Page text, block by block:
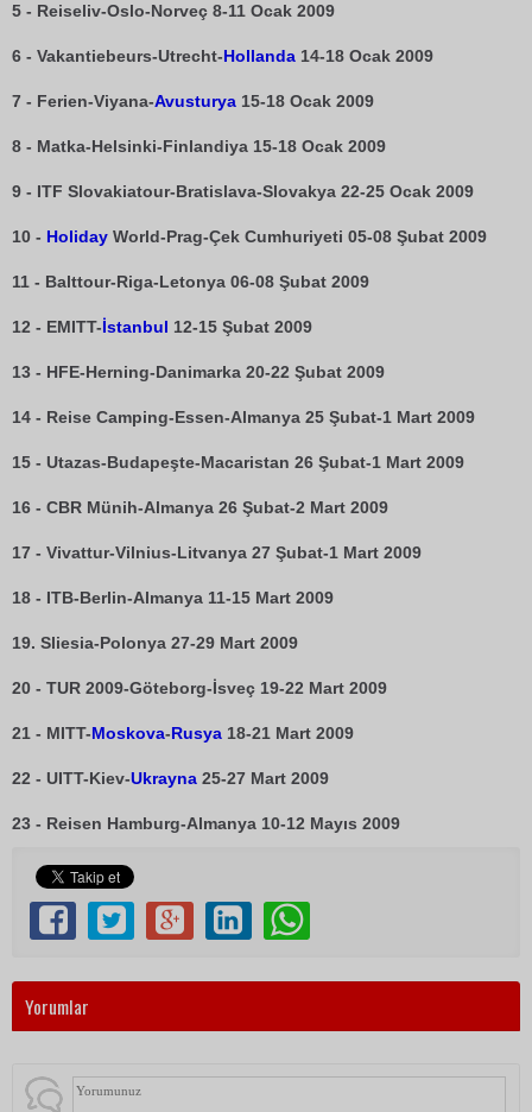
5 - Reiseliv-Oslo-Norveç 8-11 Ocak 2009
6 - Vakantiebeurs-Utrecht-Hollanda 14-18 Ocak 2009
7 - Ferien-Viyana-Avusturya 15-18 Ocak 2009
8 - Matka-Helsinki-Finlandiya 15-18 Ocak 2009
9 - ITF Slovakiatour-Bratislava-Slovakya 22-25 Ocak 2009
10 - Holiday World-Prag-Çek Cumhuriyeti 05-08 Şubat 2009
11 - Balttour-Riga-Letonya 06-08 Şubat 2009
12 - EMITT-İstanbul 12-15 Şubat 2009
13 - HFE-Herning-Danimarka 20-22 Şubat 2009
14 - Reise Camping-Essen-Almanya 25 Şubat-1 Mart 2009
15 - Utazas-Budapeşte-Macaristan 26 Şubat-1 Mart 2009
16 - CBR Münih-Almanya 26 Şubat-2 Mart 2009
17 - Vivattur-Vilnius-Litvanya 27 Şubat-1 Mart 2009
18 - ITB-Berlin-Almanya 11-15 Mart 2009
19. Sliesia-Polonya 27-29 Mart 2009
20 - TUR 2009-Göteborg-İsveç 19-22 Mart 2009
21 - MITT-Moskova-Rusya 18-21 Mart 2009
22 - UITT-Kiev-Ukrayna 25-27 Mart 2009
23 - Reisen Hamburg-Almanya 10-12 Mayıs 2009
Yorumlar